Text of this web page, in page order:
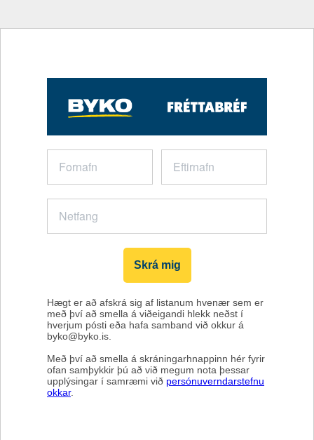
Skrá mig
Hægt er að afskrá sig af listanum hvenær sem er
með því að smella á viðeigandi hlekk neðst í
hverjum pósti eða hafa samband við okkur á
byko@byko.is.
Með því að smella á skráningarhnappinn hér fyrir
ofan samþykkir þú að við megum nota þessar
upplýsingar í samræmi við persónuverndarstefnu
okkar.